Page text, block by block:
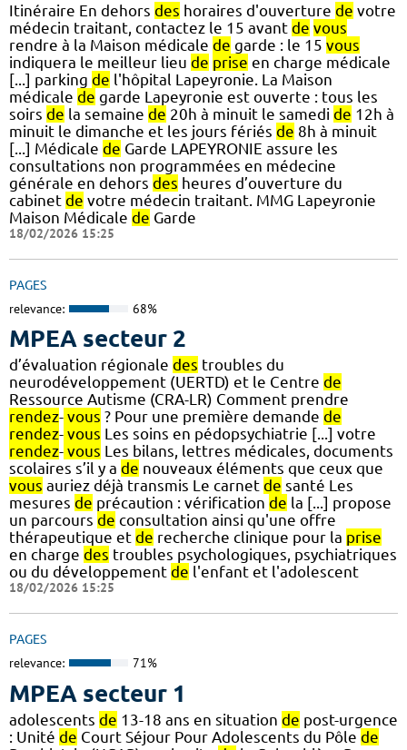
Itinéraire En dehors des horaires d'ouverture de votre
médecin traitant, contactez le 15 avant de vous
rendre à la Maison médicale de garde : le 15 vous
indiquera le meilleur lieu de prise en charge médicale
[...] parking de l'hôpital Lapeyronie. La Maison
médicale de garde Lapeyronie est ouverte : tous les
soirs de la semaine de 20h à minuit le samedi de 12h à
minuit le dimanche et les jours fériés de 8h à minuit
[...] Médicale de Garde LAPEYRONIE assure les
consultations non programmées en médecine
générale en dehors des heures d’ouverture du
cabinet de votre médecin traitant. MMG Lapeyronie
Maison Médicale de Garde
18/02/2026 15:25
PAGES
relevance: 68%
MPEA secteur 2
d’évaluation régionale des troubles du
neurodéveloppement (UERTD) et le Centre de
Ressource Autisme (CRA-LR) Comment prendre
rendez- vous ? Pour une première demande de
rendez- vous Les soins en pédopsychiatrie [...] votre
rendez- vous Les bilans, lettres médicales, documents
scolaires s’il y a de nouveaux éléments que ceux que
vous auriez déjà transmis Le carnet de santé Les
mesures de précaution : vérification de la [...] propose
un parcours de consultation ainsi qu'une offre
thérapeutique et de recherche clinique pour la prise
en charge des troubles psychologiques, psychiatriques
ou du développement de l'enfant et l'adolescent
18/02/2026 15:25
PAGES
relevance: 71%
MPEA secteur 1
adolescents de 13-18 ans en situation de post-urgence
: Unité de Court Séjour Pour Adolescents du Pôle de